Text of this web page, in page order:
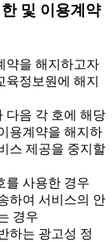
및 이용계약
약을 해지하고자
정보원에 해지
음 각 호에 해당
용계약을 해지하
스 제공을 중지할
를 사용한 경우
하여 서비스의 안
경우
하는 광고성 정